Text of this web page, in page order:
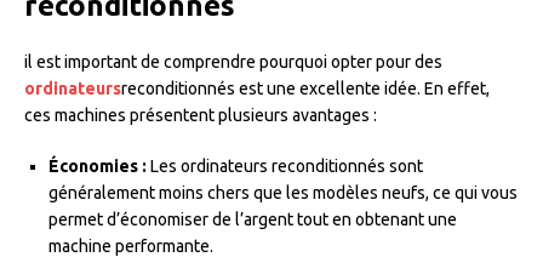
il est important de comprendre pourquoi opter pour des
ordinateursreconditionnés est une excellente idée. En effet,
ces machines présentent plusieurs avantages :
Économies : Les ordinateurs reconditionnés sont
généralement moins chers que les modèles neufs, ce qui vous
permet d’économiser de l’argent tout en obtenant une
machine performante.